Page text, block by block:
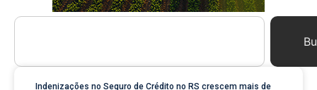
Indenizações no Seguro de Crédito no RS crescem mais de